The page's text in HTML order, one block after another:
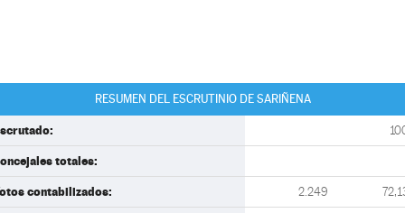
RESUMEN DEL ESCRUTINIO DE SARIÑENA
totales:
contabilizados: 2.249